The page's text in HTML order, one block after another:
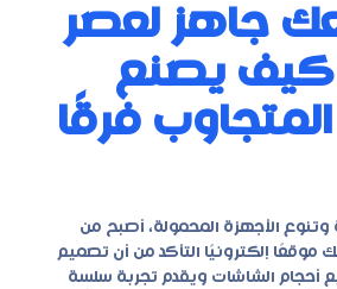
جاهز لعصر
كيف يصنع
فرقًا
الأجهزة المحمولة، أصبح من
موقعًا إلكترونيًا التأكد من أن تصميم
أحجام الشاشات ويقدم تجربة سلسة